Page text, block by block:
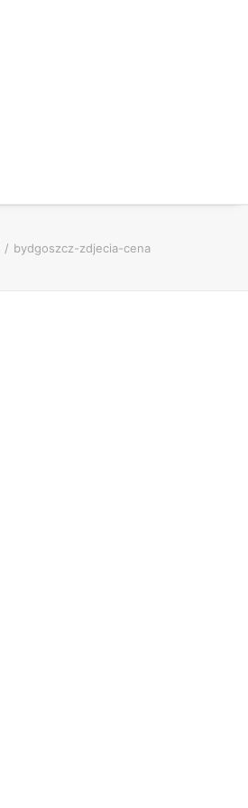
bydgoszcz-zdjecia-cena